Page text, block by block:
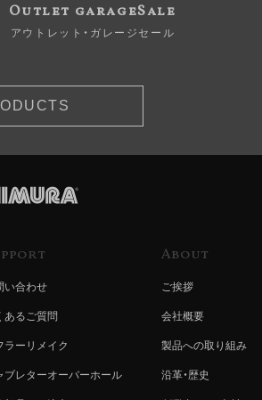
Outlet garageSale
アウトレット・ガレージセール
い合わせ
あるご質問
ラーリメイク
ブレターオーバーホール
About
ご挨拶
会社概要
製品への取り組み
沿革・歴史